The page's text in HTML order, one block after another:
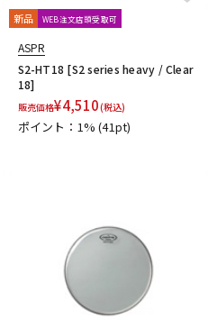
新品 WEB注文店頭受取可
ASPR
S2-HT18 [S2 series heavy / Clear
18]
販売価格¥4,510(税込)
ポイント：1%(41pt)